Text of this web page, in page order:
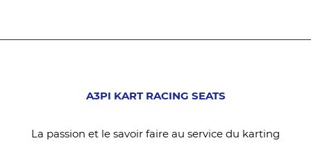
A3PI KART RACING SEATS
La passion et le savoir faire au service du karting